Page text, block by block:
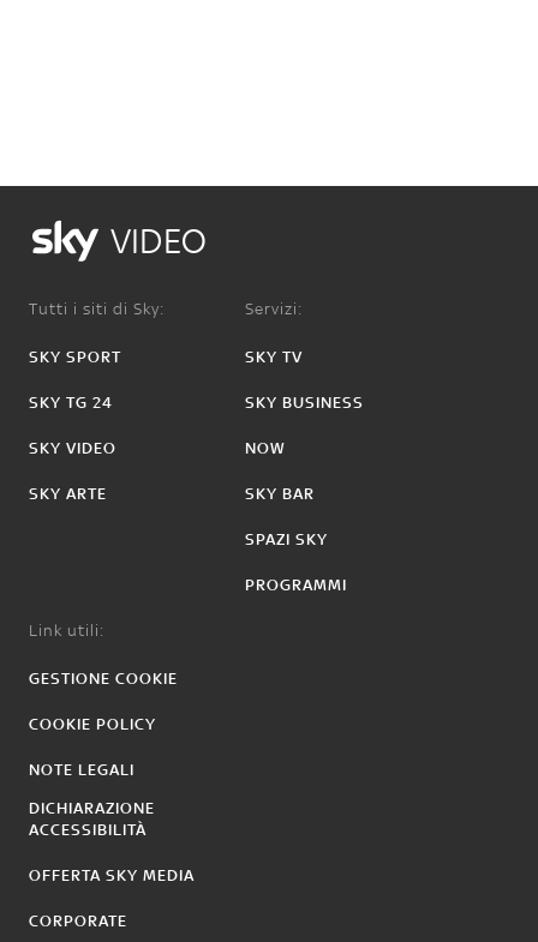
VIDEO
Tutti i siti di Sky:
SKY SPORT
SKY TG 24
SKY VIDEO
SKY ARTE
Servizi:
SKY TV
SKY BUSINESS
NOW
SKY BAR
SPAZI SKY
PROGRAMMI
Link utili:
GESTIONE COOKIE
COOKIE POLICY
NOTE LEGALI
DICHIARAZIONE
ACCESSIBILITÀ
OFFERTA SKY MEDIA
CORPORATE